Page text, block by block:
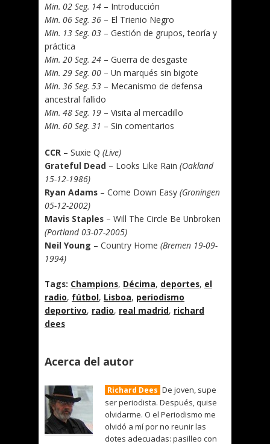
Min. 02 Seg. 14 – Introducción
Min. 06 Seg. 36 – El Trienio Negro
Min. 13 Seg. 03 – Gestión de grupos, teoría y
práctica
Min. 20 Seg. 24 – Guerra de desgaste
Min. 29 Seg. 00 – Un marqués sin bigote
Min. 36 Seg. 53 – Mecanismo de defensa
ancestral fallido
Min. 48 Seg. 19 – Visita al mercadillo
Min. 60 Seg. 31 – Sin comentarios
CCR – Suxie Q (Live)
Grateful Dead – Looks Like Rain (Oakland
15-12-1986)
Ryan Adams – Come Down Easy (Groningen
05-12-2002)
Mavis Staples – Will The Circle Be Unbroken
(Portland 03-07-2005)
Neil Young – Country Home (Bremen 19-09-
1994)
Tags: Champions, Décima, deportes, el
radio, fútbol, Lisboa, periodismo
deportivo, radio, real madrid, richard
dees
Acerca del autor
Richard Dees De joven, supe
ser periodista. Después, quise
olvidarme. O el Periodismo me
olvidó a mí por no reunir las
dotes adecuadas: pasilleo con